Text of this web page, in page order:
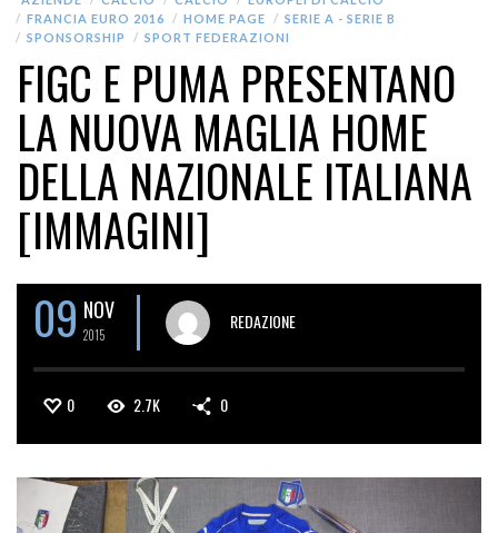
FRANCIA EURO 2016
HOME PAGE
SERIE A - SERIE B
SPONSORSHIP
SPORT FEDERAZIONI
FIGC E PUMA PRESENTANO
LA NUOVA MAGLIA HOME
DELLA NAZIONALE ITALIANA
[IMMAGINI]
09 NOV
2015
REDAZIONE
0 2.7K 0